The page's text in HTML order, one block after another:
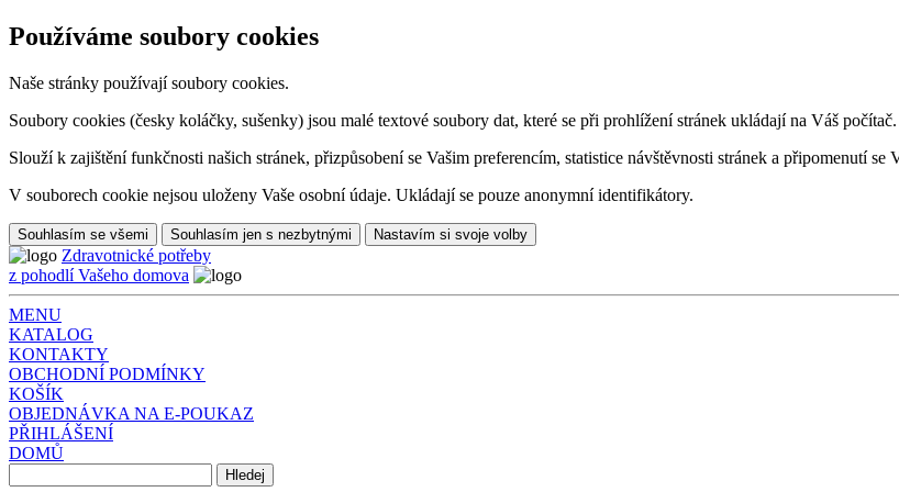
Používáme soubory cookies
Naše stránky používají soubory cookies.
Soubory cookies (česky koláčky, sušenky) jsou malé textové soubory dat, které se při prohlížení stránek ukládají na Váš počítač.
Slouží k zajištění funkčnosti našich stránek, přizpůsobení se Vašim preferencím, statistice návštěvnosti stránek a připomenutí se
V souborech cookie nejsou uloženy Vaše osobní údaje. Ukládají se pouze anonymní identifikátory.
Souhlasím se všemi Souhlasím jen s nezbytnými Nastavím si svoje volby
Zdravotnické potřeby
z pohodlí Vašeho domova
MENU
KATALOG
KONTAKTY
OBCHODNÍ PODMÍNKY
KOŠÍK
OBJEDNÁVKA NA E-POUKAZ
PŘIHLÁŠENÍ
DOMŮ